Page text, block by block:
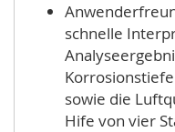
schnelle
sowie die
Hife von vier